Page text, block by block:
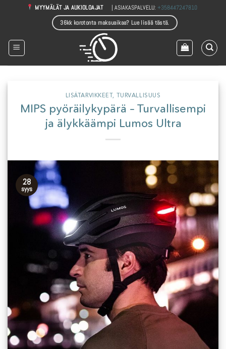
MYYMÄLÄT JA AUKIOLOAJAT | ASIAKASPALVELU:+358447247810
36kk korotonta maksuaikaa? Lue lisää tästä.
LISÄTARVIKKEET, TURVALLISUUS
MIPS pyöräilykypärä – Turvallisempi
ja älykkäämpi Lumos Ultra
28
syys